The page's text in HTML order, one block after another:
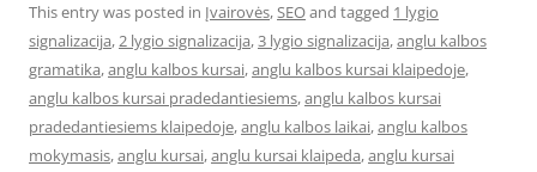
This entry was posted in Įvairovės,SEOand tagged 1 lygio
signalizacija,2 lygio signalizacija,3 lygio signalizacija,anglu kalbos
gramatika,anglu kalbos kursai,anglu kalbos kursai klaipedoje,
anglu kalbos kursai pradedantiesiems,anglu kalbos kursai
pradedantiesiems klaipedoje,anglu kalbos laikai,anglu kalbos
mokymasis,anglu kursai,anglu kursai klaipeda,anglu kursai